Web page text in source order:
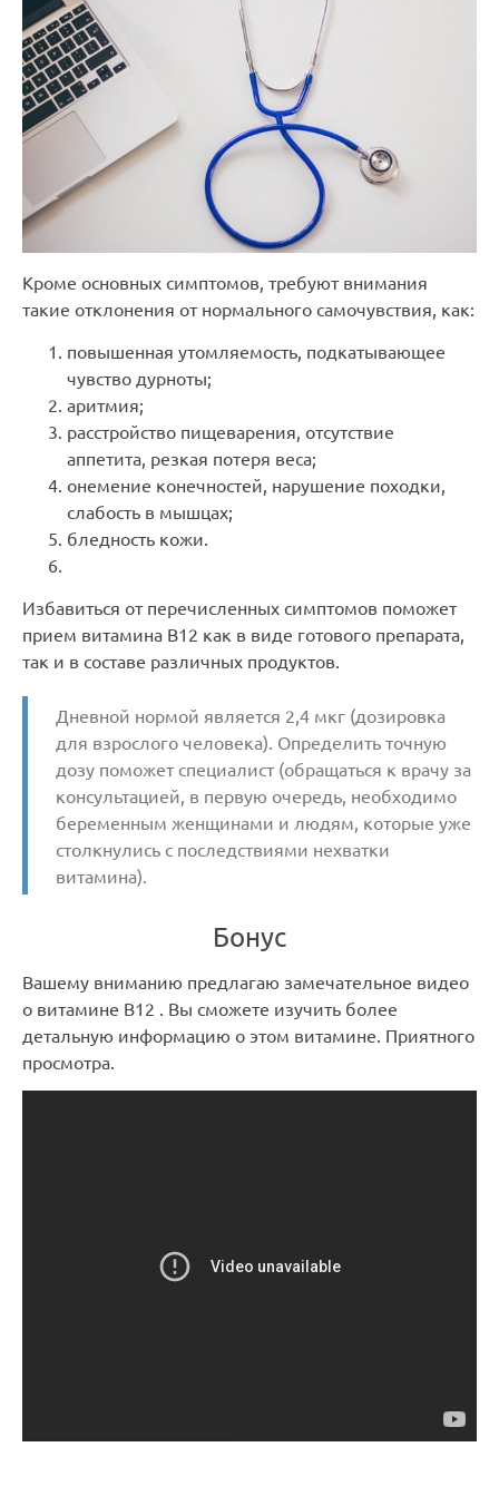
Кроме основных симптомов, требуют внимания
такие отклонения от нормального самочувствия, как:
повышенная утомляемость, подкатывающее
чувство дурноты;
аритмия;
расстройство пищеварения, отсутствие
аппетита, резкая потеря веса;
онемение конечностей, нарушение походки,
слабость в мышцах;
бледность кожи.
Избавиться от перечисленных симптомов поможет
прием витамина В12 как в виде готового препарата,
так и в составе различных продуктов.
Дневной нормой является 2,4 мкг (дозировка
для взрослого человека). Определить точную
дозу поможет специалист (обращаться к врачу за
консультацией, в первую очередь, необходимо
беременным женщинами и людям, которые уже
столкнулись с последствиями нехватки
витамина).
Бонус
Вашему вниманию предлагаю замечательное видео
о витамине B12 . Вы сможете изучить более
детальную информацию о этом витамине. Приятного
просмотра.